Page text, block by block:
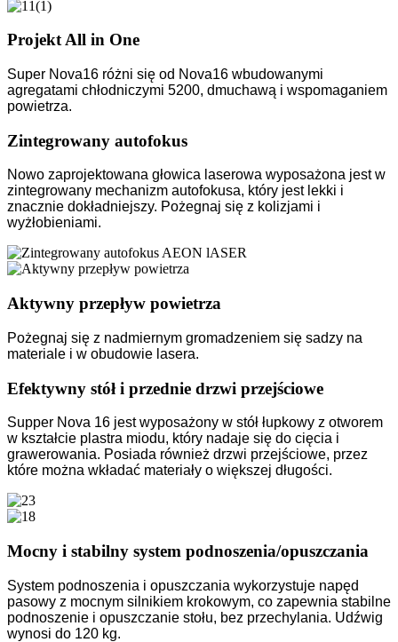
Projekt All in One
Super Nova16 różni się od Nova16 wbudowanymi
agregatami chłodniczymi 5200, dmuchawą i wspomaganiem
powietrza.
Zintegrowany autofokus
Nowo zaprojektowana głowica laserowa wyposażona jest w
zintegrowany mechanizm autofokusa, który jest lekki i
znacznie dokładniejszy. Pożegnaj się z kolizjami i
wyżłobieniami.
Aktywny przepływ powietrza
Pożegnaj się z nadmiernym gromadzeniem się sadzy na
materiale i w obudowie lasera.
Efektywny stół i przednie drzwi przejściowe
Supper Nova 16 jest wyposażony w stół łupkowy z otworem
w kształcie plastra miodu, który nadaje się do cięcia i
grawerowania. Posiada również drzwi przejściowe, przez
które można wkładać materiały o większej długości.
Mocny i stabilny system podnoszenia/opuszczania
System podnoszenia i opuszczania wykorzystuje napęd
pasowy z mocnym silnikiem krokowym, co zapewnia stabilne
podnoszenie i opuszczanie stołu, bez przechylania. Udźwig
wynosi do 120 kg.